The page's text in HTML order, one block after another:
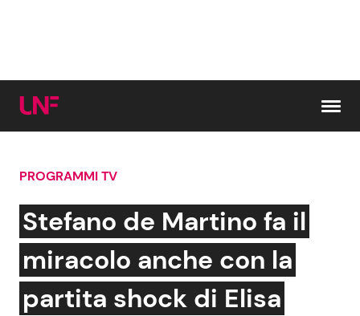
Cerca:
News e Cronaca
Attualità Italiana
Gossip e TV
Bellezze VIP
PROGRAMMI TV
Stefano de Martino fa il
miracolo anche con la
partita shock di Elisa